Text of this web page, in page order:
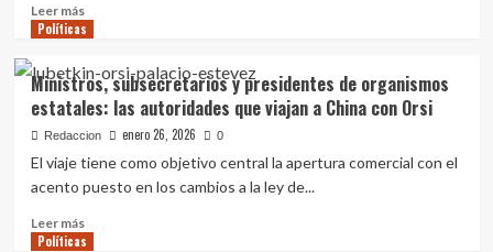
presidente
Orsi
China,
informó
XXI
Leer másLeer
más
Partido
Colorado
resolvió
convocar
al
a
autoridades
Políticas
Ministros, subsecretarios y presidentes de organismos
estatales: las autoridades que viajan a China con Orsi
Redaccion enero 26, 2026 0
El viaje tiene como objetivo central la apertura comercial con el
acento puesto en los cambios a la ley de...
Leer másLeer
más
Políticas